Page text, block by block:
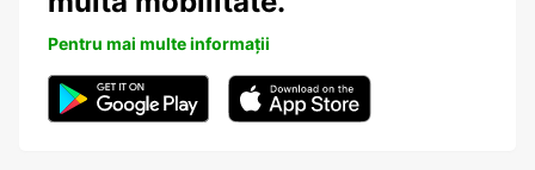
Pentru mai multe informații